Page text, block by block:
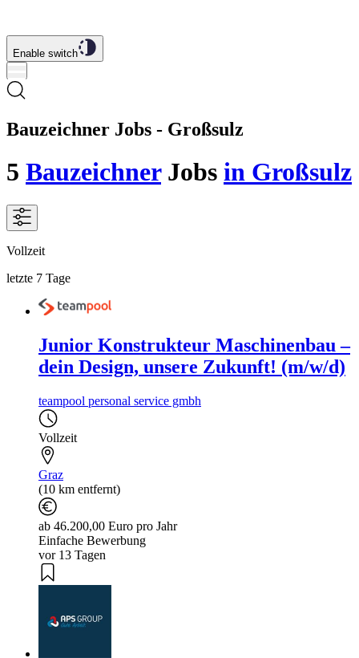
Enable switch
Bauzeichner Jobs - Großsulz
5 BauzeichnerJobs in Großsulz
Vollzeit
letzte 7 Tage
Junior Konstrukteur Maschinenbau –
dein Design, unsere Zukunft! (m/w/d)
teampool personal service gmbh
Vollzeit
Graz
(10 km entfernt)
ab 46.200,00 Euro pro Jahr
Einfache Bewerbung
vor 13 Tagen